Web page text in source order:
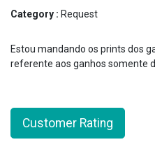
Category : Request
Estou mandando os prints dos
referente aos ganhos somente
Customer Rating